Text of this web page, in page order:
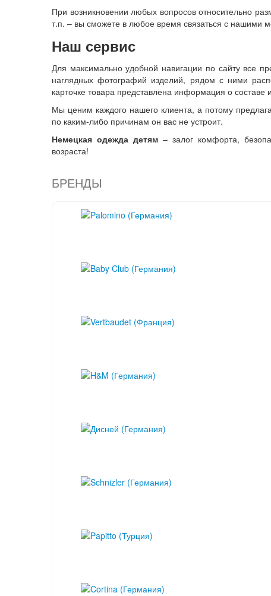
При возникновении любых вопросов относительно
т.п. – вы сможете в любое время связаться с нашими
Наш сервис
Для максимально удобной навигации по сайту все
наглядных фотографий изделий, рядом с ними
карточке товара представлена информация о составе
Мы ценим каждого нашего клиента, а потому
по каким-либо причинам он вас не устроит.
Немецкая одежда детям– залог комфорта,
возраста!
БРЕНДЫ